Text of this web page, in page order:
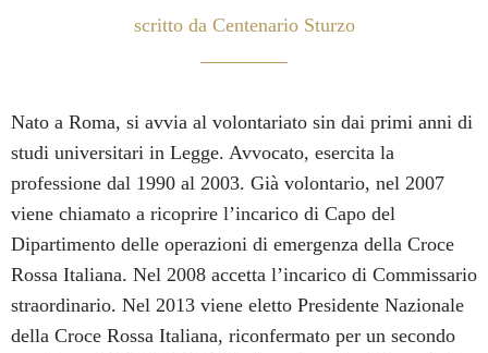
scritto da Centenario Sturzo
Nato a Roma, si avvia al volontariato sin dai primi anni di
studi universitari in Legge. Avvocato, esercita la
professione dal 1990 al 2003. Già volontario, nel 2007
viene chiamato a ricoprire l’incarico di Capo del
Dipartimento delle operazioni di emergenza della Croce
Rossa Italiana. Nel 2008 accetta l’incarico di Commissario
straordinario. Nel 2013 viene eletto Presidente Nazionale
della Croce Rossa Italiana, riconfermato per un secondo